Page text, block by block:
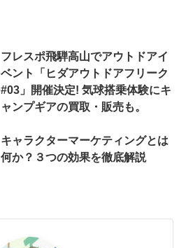
フレスポ飛騨高山でアウトドアイ
ベント「ヒダアウトドアフリーク
#03」開催決定! 気球搭乗体験にキ
ャンプギアの買取・販売も。
キャラクターマーケティングとは
何か？３つの効果を徹底解説